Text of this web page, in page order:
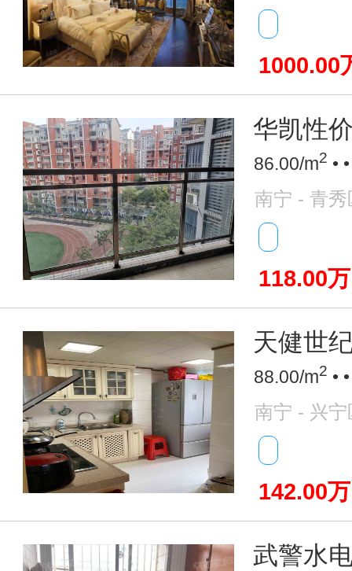
1000.00
华凯性
86.00/m2 •
南宁 - 青秀
118.00万
天健世
88.00/m2 •
南宁 - 兴宁
142.00万
武警水